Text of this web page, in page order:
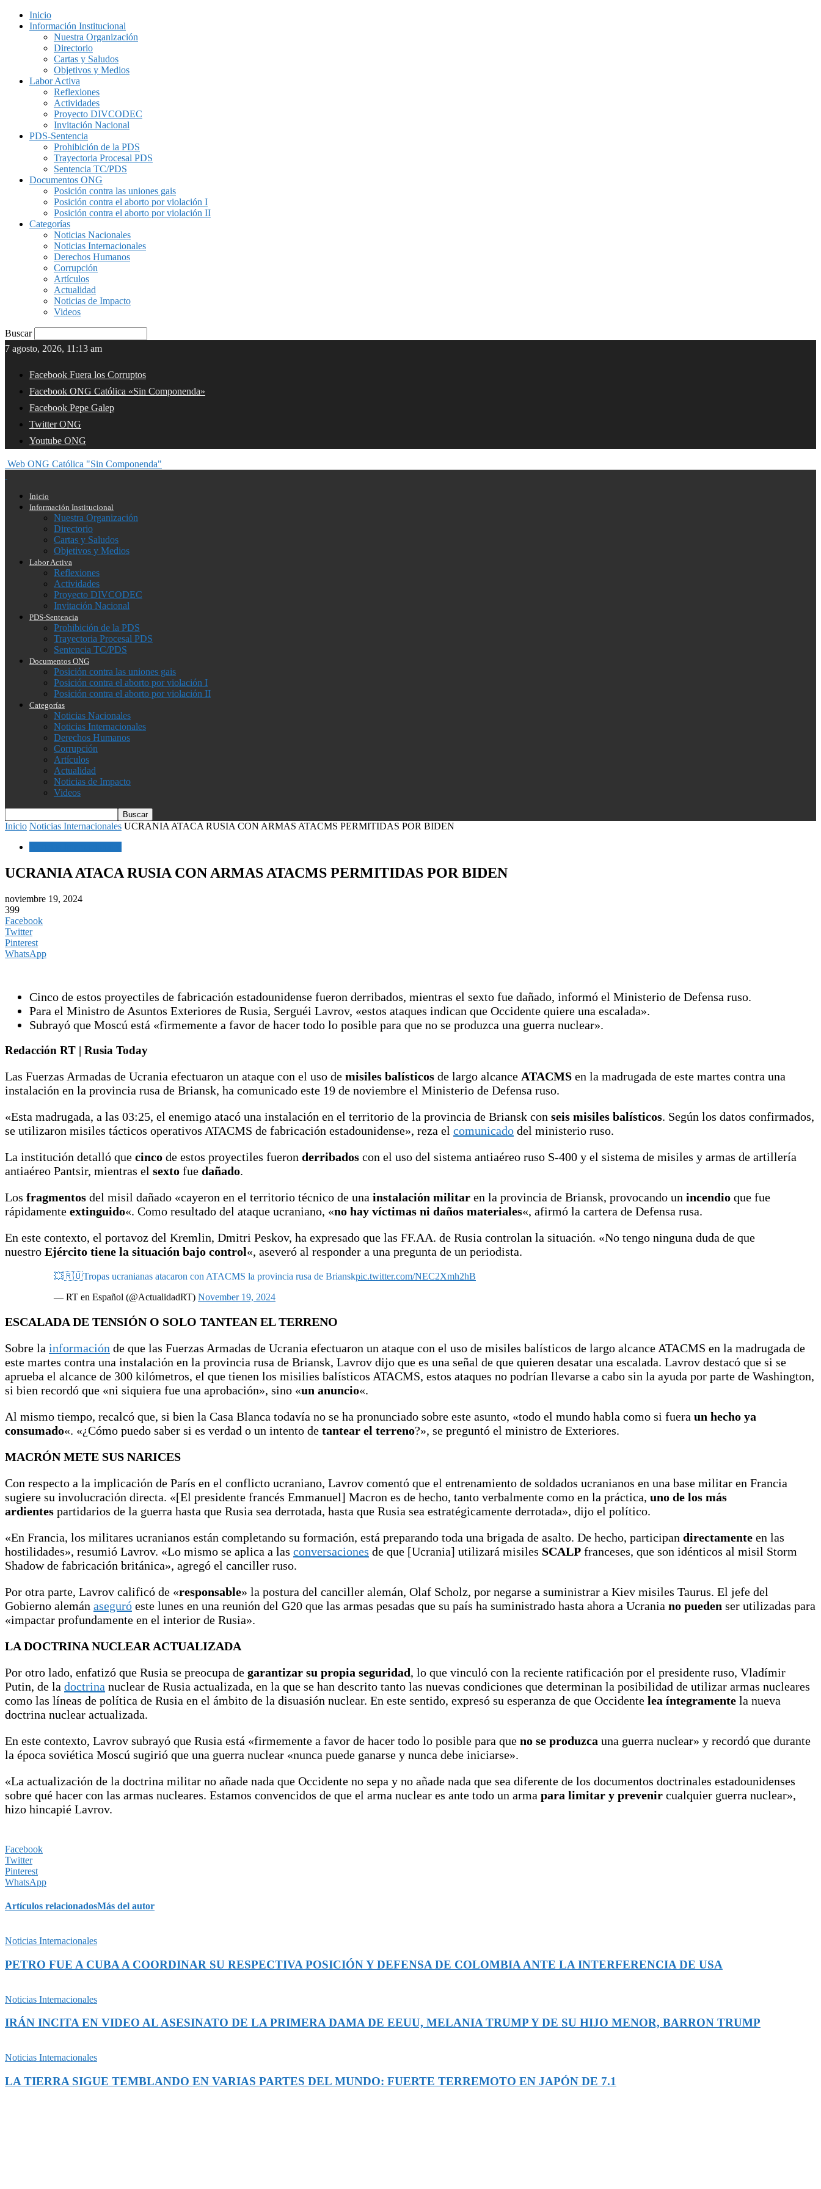
Inicio
Información Institucional
Nuestra Organización
Directorio
Cartas y Saludos
Objetivos y Medios
Labor Activa
Reflexiones
Actividades
Proyecto DIVCODEC
Invitación Nacional
PDS-Sentencia
Prohibición de la PDS
Trayectoria Procesal PDS
Sentencia TC/PDS
Documentos ONG
Posición contra las uniones gais
Posición contra el aborto por violación I
Posición contra el aborto por violación II
Categorías
Noticias Nacionales
Noticias Internacionales
Derechos Humanos
Corrupción
Artículos
Actualidad
Noticias de Impacto
Videos
Buscar
7 agosto, 2026, 11:13 am
Facebook Fuera los Corruptos
Facebook ONG Católica «Sin Componenda»
Facebook Pepe Galep
Twitter ONG
Youtube ONG
Web ONG Católica "Sin Componenda"
Inicio
Información Institucional
Nuestra Organización
Directorio
Cartas y Saludos
Objetivos y Medios
Labor Activa
Reflexiones
Actividades
Proyecto DIVCODEC
Invitación Nacional
PDS-Sentencia
Prohibición de la PDS
Trayectoria Procesal PDS
Sentencia TC/PDS
Documentos ONG
Posición contra las uniones gais
Posición contra el aborto por violación I
Posición contra el aborto por violación II
Categorías
Noticias Nacionales
Noticias Internacionales
Derechos Humanos
Corrupción
Artículos
Actualidad
Noticias de Impacto
Videos
Inicio Noticias Internacionales UCRANIA ATACA RUSIA CON ARMAS ATACMS PERMITIDAS POR BIDEN
UCRANIA ATACA RUSIA CON ARMAS ATACMS PERMITIDAS POR BIDEN
noviembre 19, 2024
399
Facebook
Twitter
Pinterest
WhatsApp
Cinco de estos proyectiles de fabricación estadounidense fueron derribados, mientras el sexto fue dañado, informó el Ministerio de Defensa ruso.
Para el Ministro de Asuntos Exteriores de Rusia, Serguéi Lavrov, «estos ataques indican que Occidente quiere una escalada».
Subrayó que Moscú está «firmemente a favor de hacer todo lo posible para que no se produzca una guerra nuclear».
Redacción RT | Rusia Today
Las Fuerzas Armadas de Ucrania efectuaron un ataque con el uso de misiles balísticos de largo alcance ATACMS en la madrugada de este martes contra una
instalación en la provincia rusa de Briansk, ha comunicado este 19 de noviembre el Ministerio de Defensa ruso.
«Esta madrugada, a las 03:25, el enemigo atacó una instalación en el territorio de la provincia de Briansk con seis misiles balísticos. Según los datos confirmados,
se utilizaron misiles tácticos operativos ATACMS de fabricación estadounidense», reza el comunicado del ministerio ruso.
La institución detalló que cinco de estos proyectiles fueron derribados con el uso del sistema antiaéreo ruso S-400 y el sistema de misiles y armas de artillería
antiaéreo Pantsir, mientras el sexto fue dañado.
Los fragmentos del misil dañado «cayeron en el territorio técnico de una instalación militar en la provincia de Briansk, provocando un incendio que fue
rápidamente extinguido«. Como resultado del ataque ucraniano, «no hay víctimas ni daños materiales«, afirmó la cartera de Defensa rusa.
En este contexto, el portavoz del Kremlin, Dmitri Peskov, ha expresado que las FF.AA. de Rusia controlan la situación. «No tengo ninguna duda de que
nuestro Ejército tiene la situación bajo control«, aseveró al responder a una pregunta de un periodista.
💥🇷🇺Tropas ucranianas atacaron con ATACMS la provincia rusa de Brianskpic.twitter.com/NEC2Xmh2hB
— RT en Español (@ActualidadRT) November 19, 2024
ESCALADA DE TENSIÓN O SOLO TANTEAN EL TERRENO
Sobre la información de que las Fuerzas Armadas de Ucrania efectuaron un ataque con el uso de misiles balísticos de largo alcance ATACMS en la madrugada de
este martes contra una instalación en la provincia rusa de Briansk, Lavrov dijo que es una señal de que quieren desatar una escalada. Lavrov destacó que si se
aprueba el alcance de 300 kilómetros, el que tienen los misilies balísticos ATACMS, estos ataques no podrían llevarse a cabo sin la ayuda por parte de Washington,
si bien recordó que «ni siquiera fue una aprobación», sino «un anuncio«.
Al mismo tiempo, recalcó que, si bien la Casa Blanca todavía no se ha pronunciado sobre este asunto, «todo el mundo habla como si fuera un hecho ya
consumado«. «¿Cómo puedo saber si es verdad o un intento de tantear el terreno?», se preguntó el ministro de Exteriores.
MACRÓN METE SUS NARICES
Con respecto a la implicación de París en el conflicto ucraniano, Lavrov comentó que el entrenamiento de soldados ucranianos en una base militar en Francia
sugiere su involucración directa. «[El presidente francés Emmanuel] Macron es de hecho, tanto verbalmente como en la práctica, uno de los más
ardientes partidarios de la guerra hasta que Rusia sea derrotada, hasta que Rusia sea estratégicamente derrotada», dijo el político.
«En Francia, los militares ucranianos están completando su formación, está preparando toda una brigada de asalto. De hecho, participan directamente en las
hostilidades», resumió Lavrov. «Lo mismo se aplica a las conversaciones de que [Ucrania] utilizará misiles SCALP franceses, que son idénticos al misil Storm
Shadow de fabricación británica», agregó el canciller ruso.
Por otra parte, Lavrov calificó de «responsable» la postura del canciller alemán, Olaf Scholz, por negarse a suministrar a Kiev misiles Taurus. El jefe del
Gobierno alemán aseguró este lunes en una reunión del G20 que las armas pesadas que su país ha suministrado hasta ahora a Ucrania no pueden ser utilizadas para
«impactar profundamente en el interior de Rusia».
LA DOCTRINA NUCLEAR ACTUALIZADA
Por otro lado, enfatizó que Rusia se preocupa de garantizar su propia seguridad, lo que vinculó con la reciente ratificación por el presidente ruso, Vladímir
Putin, de la doctrina nuclear de Rusia actualizada, en la que se han descrito tanto las nuevas condiciones que determinan la posibilidad de utilizar armas nucleares
como las líneas de política de Rusia en el ámbito de la disuasión nuclear. En este sentido, expresó su esperanza de que Occidente lea íntegramente la nueva
doctrina nuclear actualizada.
En este contexto, Lavrov subrayó que Rusia está «firmemente a favor de hacer todo lo posible para que no se produzca una guerra nuclear» y recordó que durante
la época soviética Moscú sugirió que una guerra nuclear «nunca puede ganarse y nunca debe iniciarse».
«La actualización de la doctrina militar no añade nada que Occidente no sepa y no añade nada que sea diferente de los documentos doctrinales estadounidenses
sobre qué hacer con las armas nucleares. Estamos convencidos de que el arma nuclear es ante todo un arma para limitar y prevenir cualquier guerra nuclear»,
hizo hincapié Lavrov.
Facebook
Twitter
Pinterest
WhatsApp
Artículos relacionadosMás del autor
Noticias Internacionales
PETRO FUE A CUBA A COORDINAR SU RESPECTIVA POSICIÓN Y DEFENSA DE COLOMBIA ANTE LA INTERFERENCIA DE USA
Noticias Internacionales
IRÁN INCITA EN VIDEO AL ASESINATO DE LA PRIMERA DAMA DE EEUU, MELANIA TRUMP Y DE SU HIJO MENOR, BARRON TRUMP
Noticias Internacionales
LA TIERRA SIGUE TEMBLANDO EN VARIAS PARTES DEL MUNDO: FUERTE TERREMOTO EN JAPÓN DE 7.1